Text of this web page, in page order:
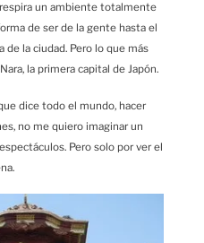
respira un ambiente totalmente
de ser de la gente hasta el
de la ciudad. Pero lo que más
la primera capital de Japón.
dice todo el mundo, hacer
no me quiero imaginar un
Pero solo por ver el